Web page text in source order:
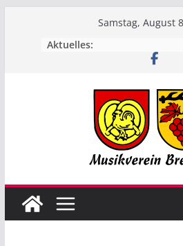
Samstag, August
Aktuelles: